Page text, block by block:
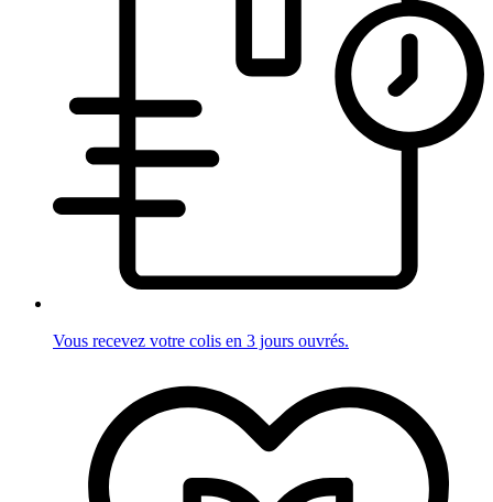
Vous recevez votre colis en 3 jours ouvrés.